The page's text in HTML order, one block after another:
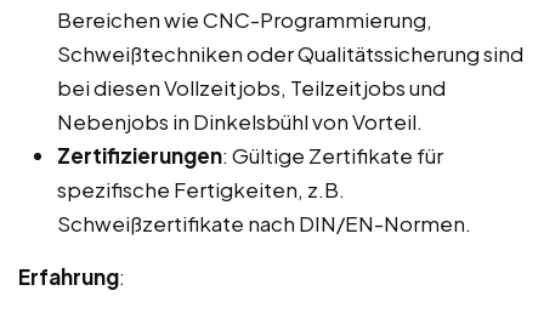
Bereichen wie CNC-Programmierung,
Schweißtechniken oder Qualitätssicherung sind
bei diesen Vollzeitjobs, Teilzeitjobs und
Nebenjobs in Dinkelsbühl von Vorteil.
Zertifizierungen: Gültige Zertifikate für
spezifische Fertigkeiten, z.B.
Schweißzertifikate nach DIN/EN-Normen.
Erfahrung: